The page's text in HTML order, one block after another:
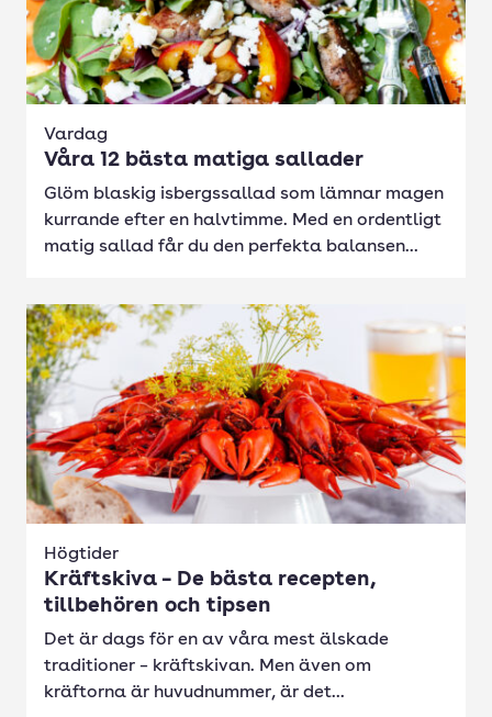
Vardag
Våra 12 bästa matiga sallader
Glöm blaskig isbergssallad som lämnar magen
kurrande efter en halvtimme. Med en ordentligt
matig sallad får du den perfekta balansen...
Högtider
Kräftskiva – De bästa recepten,
tillbehören och tipsen
Det är dags för en av våra mest älskade
traditioner – kräftskivan. Men även om
kräftorna är huvudnummer, är det...